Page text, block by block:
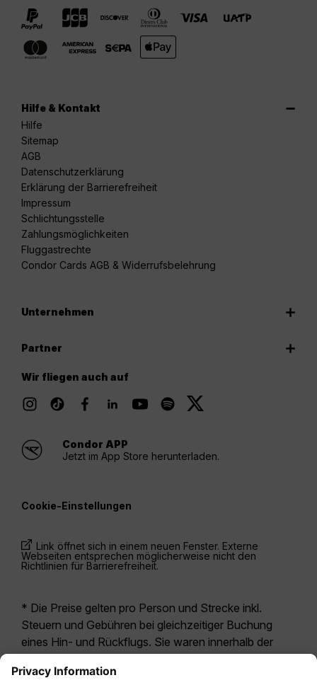
Hilfe & Kontakt
Hilfe
Sitemap
AGB
Datenschutzerklärung
Erklärung der Barrierefreiheit
Impressum
Schlichtungsstelle
Zahlungsmöglichkeiten
Fluggastrechte
Condor Cards AGB & Widerrufsbelehrung
Unternehmen
Partner
Wir fliegen auch auf
Condor APP
Jetzt im App Store herunterladen.
Cookie-Einstellungen
Link öffnet sich in einem neuen Fenster. Externe
Webseiten entsprechen möglicherweise nicht den
Richtlinien für Barrierefreiheit.
* Die Preise gelten pro Person und Strecke inkl.
Steuern und Gebühren bei gleichzeitiger Buchung
eines Hin- und Rückflugs. Sie waren innerhalb der
letzten 24 Stunden verfügbar und sind
möglicherweise nicht mehr aktuell. Bei den für die